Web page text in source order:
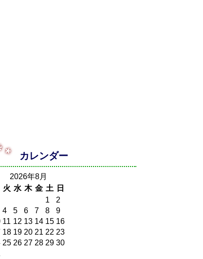
カレンダー
2026年8月
火 水 木 金 土
日
1
2
4 5 6 7 8
9
11 12 13 14 15 16
18 19 20 21 22 23
25 26 27 28 29 30